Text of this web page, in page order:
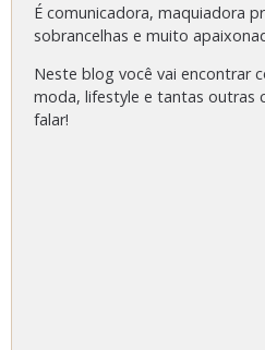
É comunicadora, maquiadora
sobrancelhas e muito
Neste blog você vai encontrar
moda, lifestyle e tantas outras
falar!